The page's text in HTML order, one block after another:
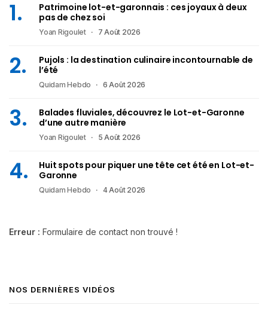
Patrimoine lot-et-garonnais : ces joyaux à deux
pas de chez soi
Yoan Rigoulet 7 Août 2026
Pujols : la destination culinaire incontournable de
l’été
Quidam Hebdo 6 Août 2026
Balades fluviales, découvrez le Lot-et-Garonne
d’une autre manière
Yoan Rigoulet 5 Août 2026
Huit spots pour piquer une tête cet été en Lot-et-
Garonne
Quidam Hebdo 4 Août 2026
Erreur : Formulaire de contact non trouvé !
NOS DERNIÈRES VIDÉOS